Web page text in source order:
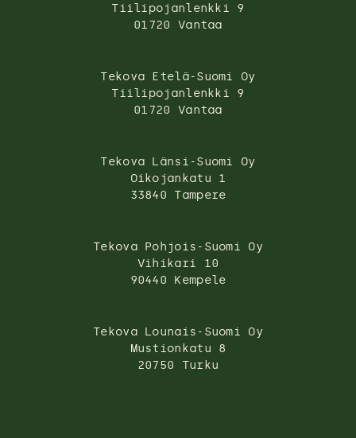
Tiilipojanlenkki 9
01720 Vantaa
Tekova Etelä-Suomi Oy
Tiilipojanlenkki 9
01720 Vantaa
Tekova Länsi-Suomi Oy
Oikojankatu 1
33840 Tampere
Tekova Pohjois-Suomi Oy
Vihikari 10
90440 Kempele
Tekova Lounais-Suomi Oy
Mustionkatu 8
20750 Turku